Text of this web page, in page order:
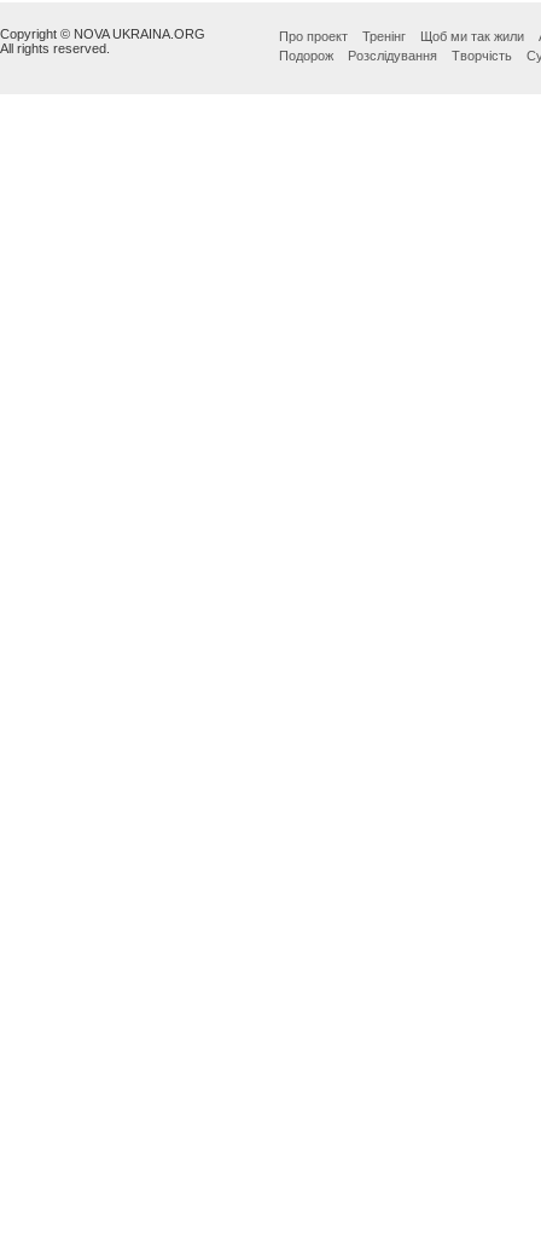
Copyright © NOVA UKRAINA.ORG
All rights reserved.
Про проект Тренінг Щоб ми так жили
Подорож
Розслідування Творчість